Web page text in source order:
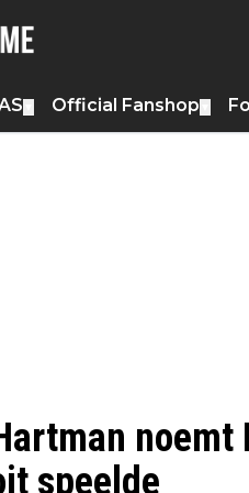
Official Fanshop
speelde